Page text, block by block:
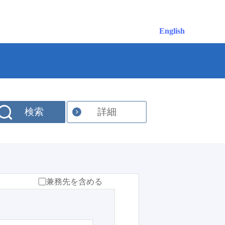
English
検索 詳細
兼務先を含める